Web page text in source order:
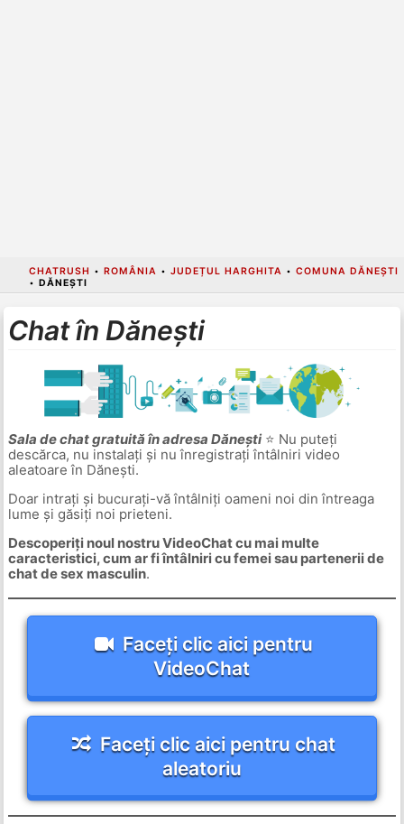
CHATRUSH • ROMÂNIA • JUDEȚUL HARGHITA • COMUNA DĂNEȘTI
• DĂNEȘTI
Chat în Dănești
Sala de chat gratuită în adresa Dănești⭐ Nu puteți
descărca, nu instalați și nu înregistrați întâlniri video
aleatoare în Dănești.
Doar intrați și bucurați-vă întâlniți oameni noi din întreaga
lume și găsiți noi prieteni.
Descoperiți noul nostru VideoChat cu mai multe
caracteristici, cum ar fi întâlniri cu femei sau partenerii de
chat de sex masculin.
Faceți clic aici pentru
VideoChat
Faceți clic aici pentru chat
aleatoriu